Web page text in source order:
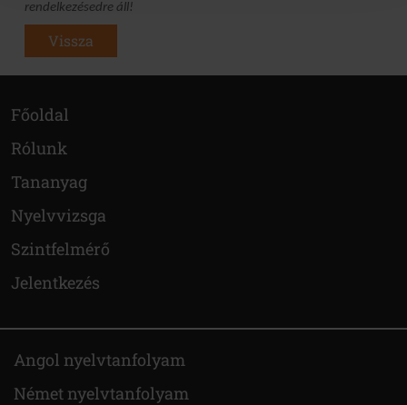
rendelkezésedre áll!
Vissza
Főoldal
Rólunk
Tananyag
Nyelvvizsga
Szintfelmérő
Jelentkezés
Angol nyelvtanfolyam
Német nyelvtanfolyam